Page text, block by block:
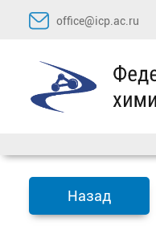
Перейти
содержимому
office@icp.ac.ru
Назад